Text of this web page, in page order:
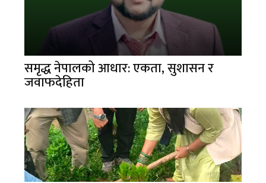
समृद्ध नेपालको आधार: एकता, सुशासन र
जवाफदेहिता